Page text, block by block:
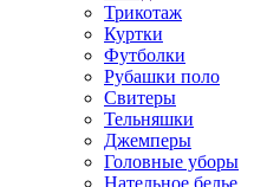
Трикотаж
Куртки
Футболки
Рубашки поло
Свитеры
Тельняшки
Джемперы
Головные уборы
Нательное белье